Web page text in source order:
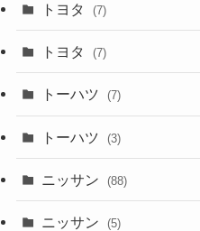
トヨタ (7)
トヨタ (7)
トーハツ (7)
トーハツ (3)
ニッサン (88)
ニッサン (5)